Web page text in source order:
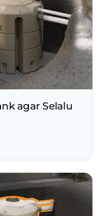
agar Selalu